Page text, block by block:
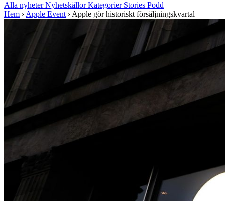
Alla nyheterNyhetskällorKategorier Stories Podd
Hem › Apple Event › Apple gör historiskt försäljningskvartal